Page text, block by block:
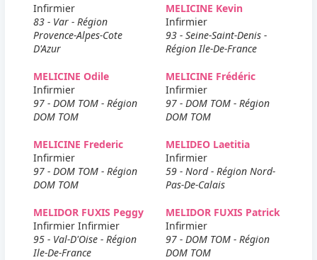
Infirmier
83 - Var - Région
Provence-Alpes-Cote
D'Azur
MELICINE Kevin
Infirmier
93 - Seine-Saint-Denis -
Région Ile-De-France
MELICINE Odile
Infirmier
97 - DOM TOM - Région
DOM TOM
MELICINE Frédéric
Infirmier
97 - DOM TOM - Région
DOM TOM
MELICINE Frederic
Infirmier
97 - DOM TOM - Région
DOM TOM
MELIDEO Laetitia
Infirmier
59 - Nord - Région Nord-
Pas-De-Calais
MELIDOR FUXIS Peggy
Infirmier Infirmier
95 - Val-D'Oise - Région
Ile-De-France
MELIDOR FUXIS Patrick
Infirmier
97 - DOM TOM - Région
DOM TOM